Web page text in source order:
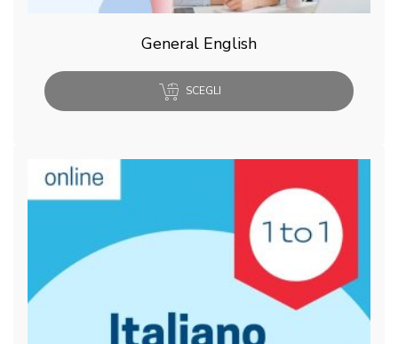
General English
SCEGLI